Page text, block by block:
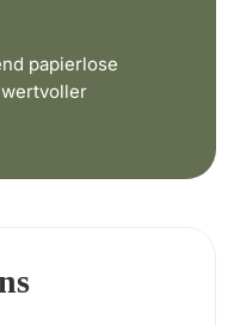
papierlose